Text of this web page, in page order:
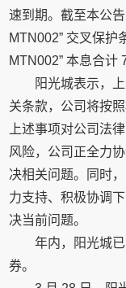
速到期。截至本公
MTN002” 交叉保护
MTN002” 本息合计
阳光城表示，
关条款，公司将按
上述事项对公司法
风险，公司正全力
决相关问题。同时
力支持、积极协调
决当前问题。
年内，阳光城
券。